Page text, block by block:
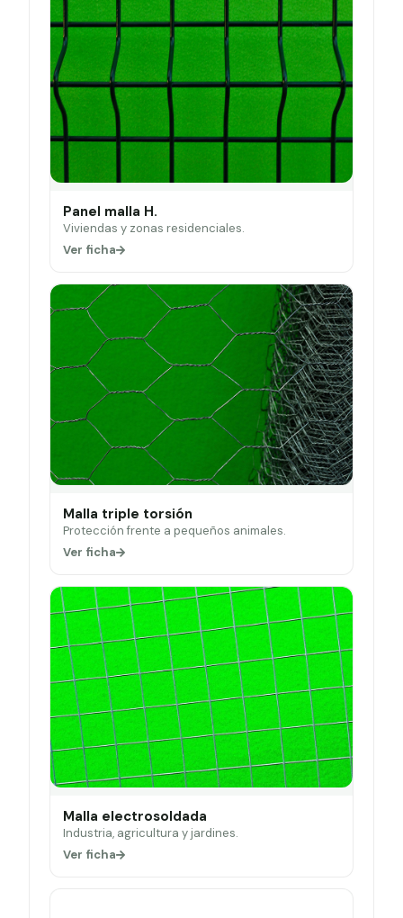
Panel malla H.
Viviendas y zonas residenciales.
Ver ficha
Malla triple torsión
Protección frente a pequeños animales.
Ver ficha
Malla electrosoldada
Industria, agricultura y jardines.
Ver ficha